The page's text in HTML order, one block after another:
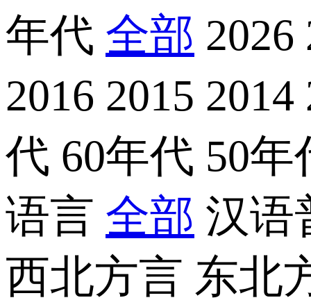
年代 全部 2026
2016 2015 2014
代 60年代 50
语言 全部 汉语
西北方言 东北